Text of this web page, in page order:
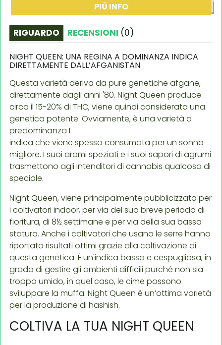
PIÙ INFO
RIGUARDO RECENSIONI (0)
NIGHT QUEEN: UNA REGINA A DOMINANZA INDICA
DIRETTAMENTE DALL’AFGANISTAN
Questa varietà deriva da pure genetiche afgane,
direttamente dagli anni '80. Night Queen produce
circa il 15-20% di THC, viene quindi considerata una
genetica potente. Ovviamente, è una varietà a
predominanza I
indica che viene spesso consumata per un sonno
migliore. I suoi aromi speziati e i suoi sapori di agrumi
trasmettono agli intenditori di cannabis qualcosa di
speciale.
Night Queen, viene principalmente pubblicizzata per
i coltivatori indoor, per via del suo breve periodo di
fioritura, di 8½ settimane e per via della sua bassa
statura. Anche i coltivatori che usano le serre hanno
riportato risultati ottimi grazie alla coltivazione di
questa genetica. È un'indica bassa e cespugliosa, in
grado di gestire gli ambienti difficili purché non sia
troppo umido, in quel caso, le cime possono
sviluppare la muffa. Night Queen è un’ottima varietà
per la produzione di hashish.
COLTIVA LA TUA NIGHT QUEEN